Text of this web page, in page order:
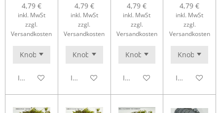
4,79 €
inkl. MwSt
zzgl.
Versandkosten
In den Warenkorb
4,79 €
inkl. MwSt
zzgl.
Versandkosten
In den Warenkorb
4,79 €
inkl. MwSt
zzgl.
Versandkosten
In den Warenkorb
4,79 €
inkl. MwSt
zzgl.
Versandkosten
In den